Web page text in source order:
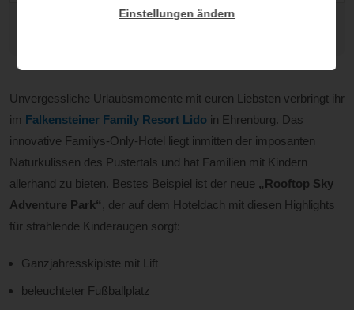
alle Bilder: Falkensteiner Family Resort Lido / © Hannes
Unvergessliche Urlaubsmomente mit euren Liebsten verbringt ihr
im Falkensteiner Family Resort Lido in Ehrenburg. Das
innovative Familys-Only-Hotel liegt inmitten der imposanten
Naturkulissen des Pustertals und hat Familien mit Kindern
allerhand zu bieten. Bestes Beispiel ist der neue „Rooftop Sky
Adventure Park“ , der auf dem Hoteldach mit diesen Highlights
für strahlende Kinderaugen sorgt:
Ganzjahresskipiste mit Lift
beleuchteter Fußballplatz
Einstellungen ändern